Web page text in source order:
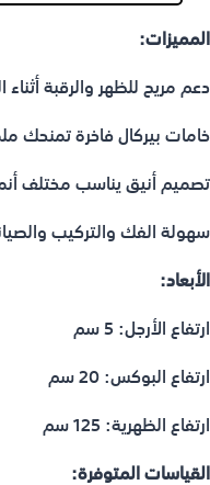
المميزات:
دعم مريح للظهر والرقبة
خامات بيركال فاخرة تمنحك
تصميم أنيق يناسب مختلف
سهولة الفك والتركيب
الأبعاد:
ارتفاع الأرجل: 5 سم
ارتفاع البوكس: 20 سم
ارتفاع الظهرية: 125 سم
القياسات المتوفرة: